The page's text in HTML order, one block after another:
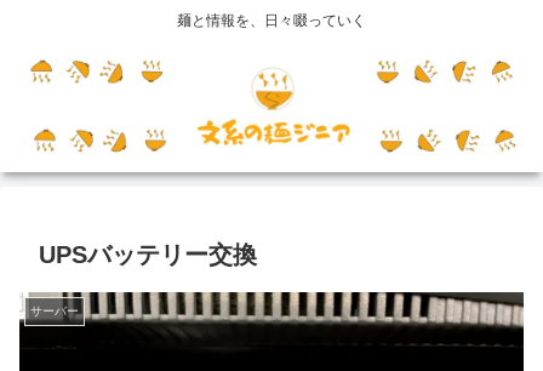
麺と情報を、日々啜っていく
UPSバッテリー交換
サーバー